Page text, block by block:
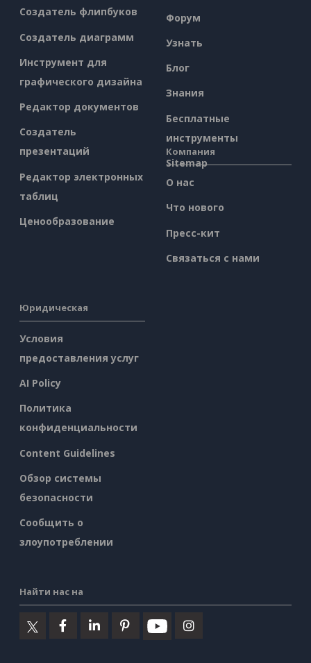
Создатель флипбуков
Создатель диаграмм
Инструмент для
графического дизайна
Редактор документов
Создатель
презентаций
Редактор электронных
таблиц
Ценообразование
Форум
Узнать
Блог
Знания
Бесплатные
инструменты
Sitemap
Компания
О нас
Что нового
Пресс-кит
Связаться с нами
Юридическая
Условия
предоставления услуг
AI Policy
Политика
конфиденциальности
Content Guidelines
Обзор системы
безопасности
Сообщить о
злоупотреблении
Найти нас на